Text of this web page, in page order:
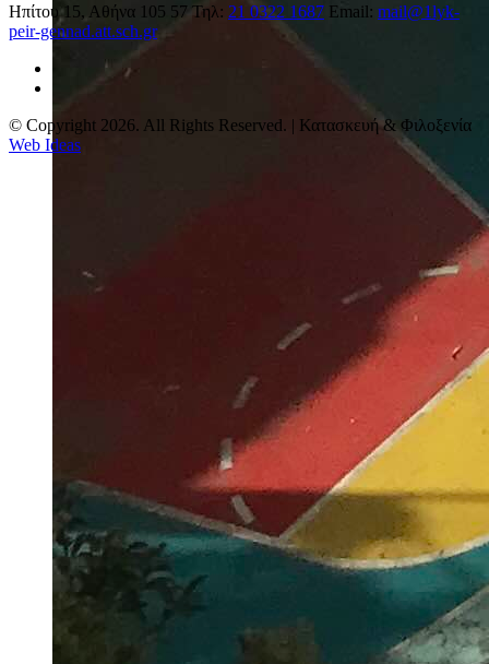
Ηπίτου 15, Αθήνα 105 57 Τηλ: 21 0322 1687 Email: mail@1lyk-
peir-gennad.att.sch.gr
© Copyright 2026. All Rights Reserved. | Κατασκευή & Φιλοξενία
Web Ideas